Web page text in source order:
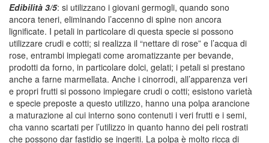
Edibilità 3/5: si utilizzano i giovani germogli, quando sono
ancora teneri, eliminando l’accenno di spine non ancora
lignificate. I petali in particolare di questa specie si possono
utilizzare crudi e cotti; si realizza il “nettare di rose” e l’acqua di
rose, entrambi impiegati come aromatizzante per bevande,
prodotti da forno, in particolare dolci, gelati; i petali si prestano
anche a farne marmellata. Anche i cinorrodi, all’apparenza veri
e propri frutti si possono impiegare crudi o cotti; esistono varietà
e specie preposte a questo utilizzo, hanno una polpa arancione
a maturazione al cui interno sono contenuti i veri frutti e i semi,
cha vanno scartati per l’utilizzo in quanto hanno dei peli rostrati
che possono dar fastidio se ingeriti. La polpa è molto ricca di